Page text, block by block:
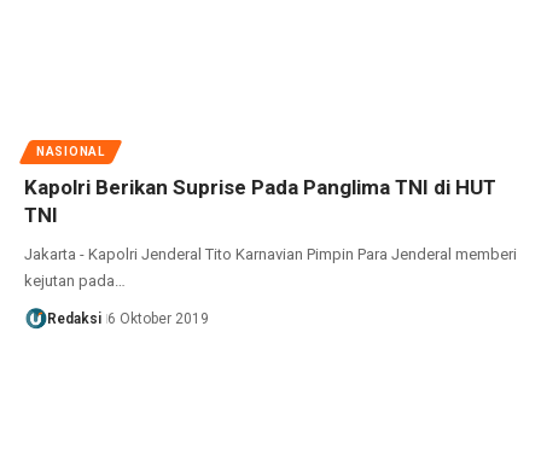
NASIONAL
Kapolri Berikan Suprise Pada Panglima TNI di HUT
TNI
Jakarta - Kapolri Jenderal Tito Karnavian Pimpin Para Jenderal memberi
kejutan pada…
Redaksi 6 Oktober 2019